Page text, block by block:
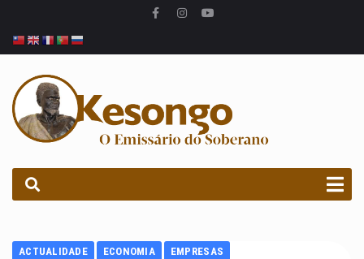
ACTUALIDADE ECONOMIA EMPRESAS
PROCURAR